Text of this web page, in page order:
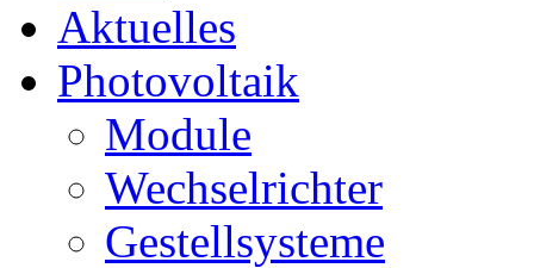
Aktuelles
Photovoltaik
Module
Wechselrichter
Gestellsysteme